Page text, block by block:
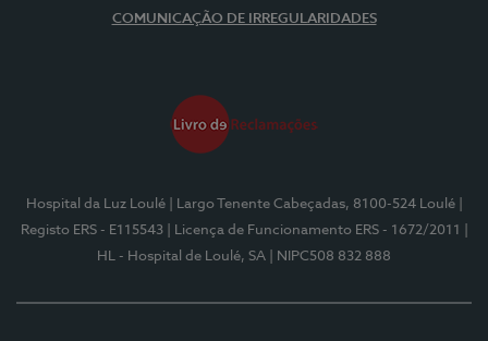
COMUNICAÇÃO DE IRREGULARIDADES
Hospital da Luz Loulé | Largo Tenente Cabeçadas, 8100-524 Loulé
Registo ERS - E115543
| Licença de Funcionamento ERS - 1672/2011
HL - Hospital de Loulé, SA
| NIPC508 832 888